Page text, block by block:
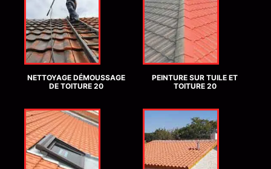
NETTOYAGE DÉMOUSSAGE
DE TOITURE 20
PEINTURE SUR TUILE ET
TOITURE 20